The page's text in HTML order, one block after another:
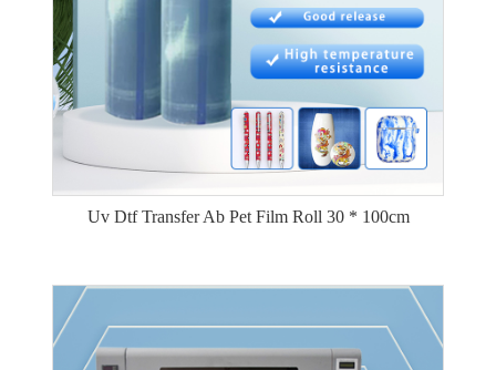
Uv Dtf Transfer Ab Pet Film Roll 30 * 100cm